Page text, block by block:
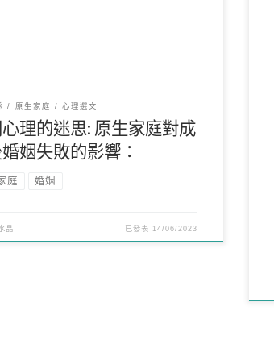
原生家庭 心理選文
理的迷思: 原生家庭對成
姻失敗的影響：
庭 婚姻
晶 已發表 14/06/2023